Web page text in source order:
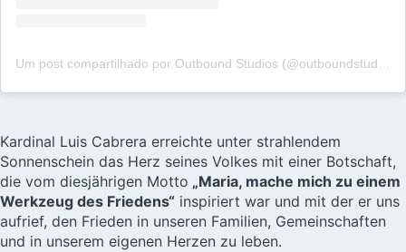
Kardinal Luis Cabrera erreichte unter strahlendem
Sonnenschein das Herz seines Volkes mit einer Botschaft,
die vom diesjährigen Motto „Maria, mache mich zu einem
Werkzeug des Friedens“ inspiriert war und mit der er uns
aufrief, den Frieden in unseren Familien, Gemeinschaften
und in unserem eigenen Herzen zu leben.